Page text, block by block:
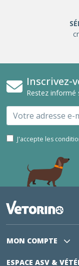
Inscrivez-
Restez informé
Email
J'accepte les
MON COMPTE
ESPACE ASV &